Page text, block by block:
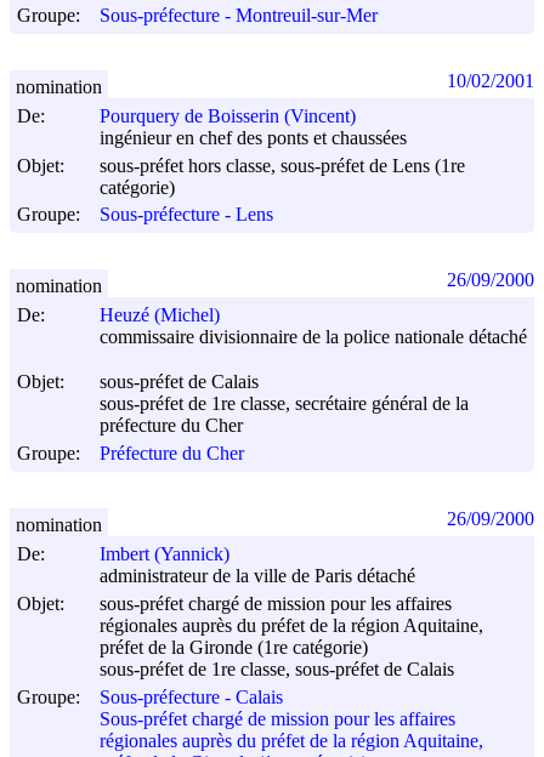
Groupe:
Sous-préfecture - Montreuil-sur-Mer
De:
Pourquery de Boisserin (Vincent)
ingénieur en chef des ponts et chaussées
Objet:
sous-préfet hors classe, sous-préfet de Lens (1re
catégorie)
Groupe:
Sous-préfecture - Lens
nomination 10/02/2001
De:
Heuzé (Michel)
commissaire divisionnaire de la police nationale détaché
Objet:
sous-préfet de Calais
sous-préfet de 1re classe, secrétaire général de la
préfecture du Cher
Groupe:
Préfecture du Cher
nomination 26/09/2000
De:
Imbert (Yannick)
administrateur de la ville de Paris détaché
Objet:
sous-préfet chargé de mission pour les affaires
régionales auprès du préfet de la région Aquitaine,
préfet de la Gironde (1re catégorie)
sous-préfet de 1re classe, sous-préfet de Calais
Groupe:
Sous-préfecture - Calais
Sous-préfet chargé de mission pour les affaires
régionales auprès du préfet de la région Aquitaine,
nomination 26/09/2000